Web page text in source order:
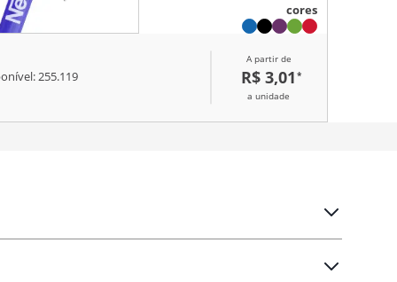
cores
255.119
A partir de
R$ 3,01 *
a unidade